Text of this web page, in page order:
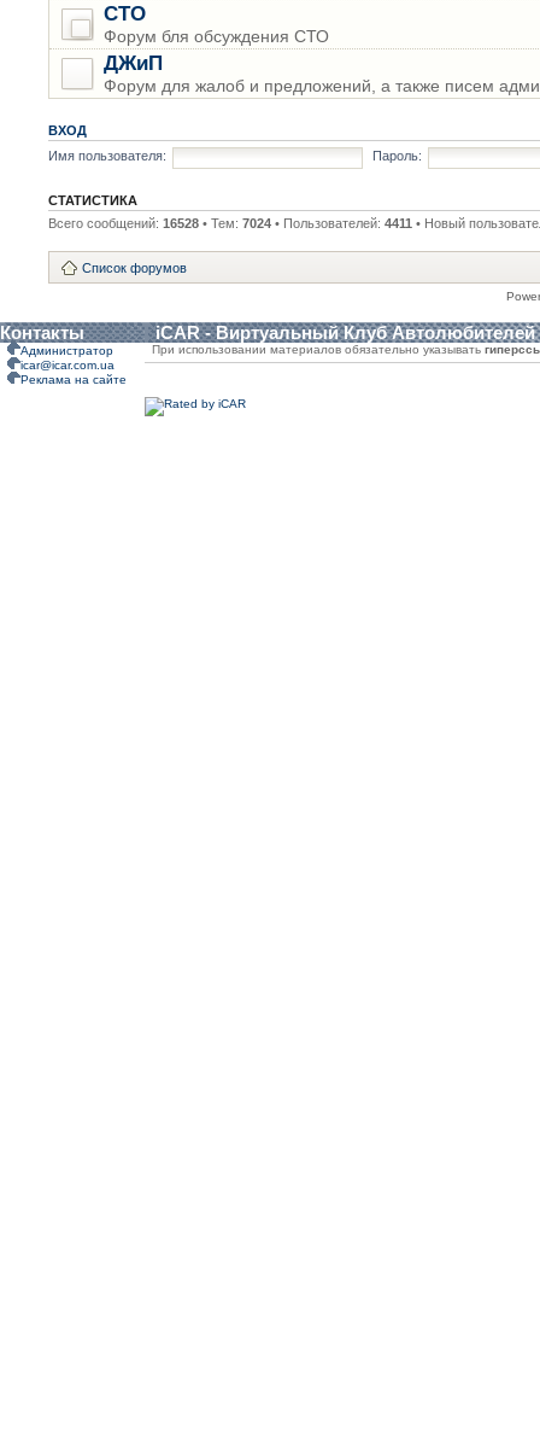
СТО
Форум бля обсуждения СТО
ДЖиП
Форум для жалоб и предложений, а также писем
ВХОД
Имя пользователя:
Пароль:
СТАТИСТИКА
Всего сообщений: 16528 • Тем: 7024 • Пользователей: 4411 • Новый
Список форумов
Контакты iCAR - Виртуальный Клуб Автолюбителей
Администратор
icar@icar.com.ua
Реклама на сайте
При использовании материалов обязательно указывать